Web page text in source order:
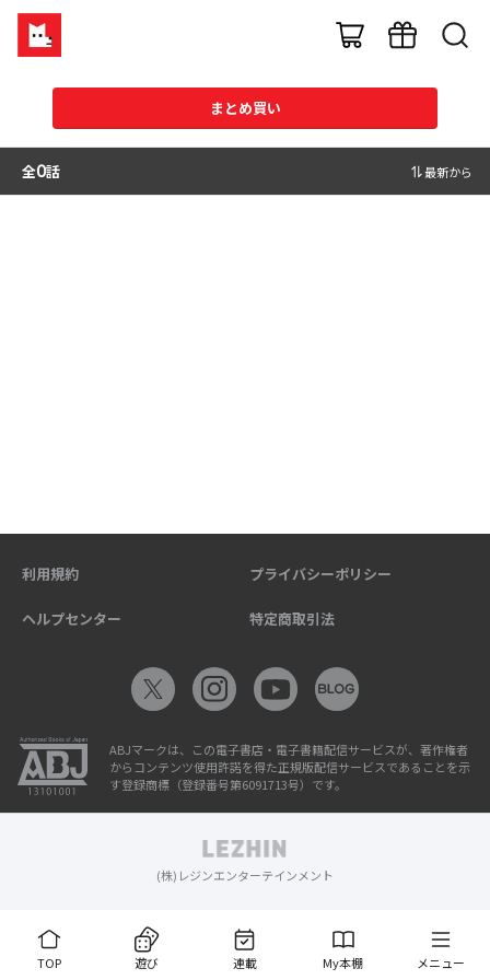
まとめ買い
全0話 最新から
TOP 遊び 連載 My本棚 メニュー
利用規約 プライバシーポリシー
ヘルプセンター 特定商取引法
ABJマークは、この電子書店・電子書籍配信サービスが、著作権者
からコンテンツ使用許諾を得た正規版配信サービスであることを示
す登録商標（登録番号第6091713号）です。
(株)レジンエンターテインメント